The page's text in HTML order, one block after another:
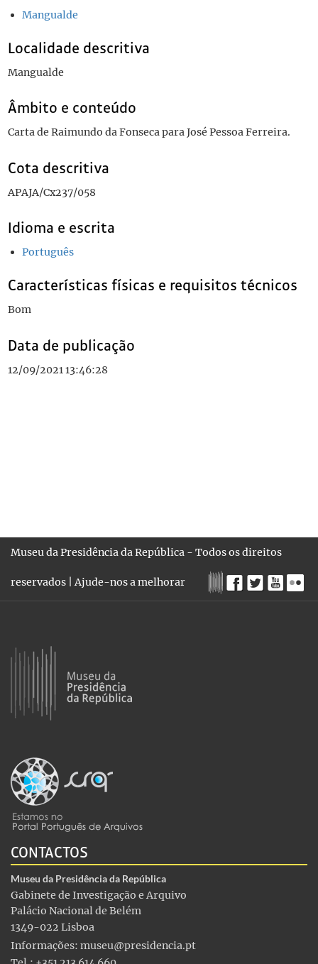
Mangualde
Localidade descritiva
Mangualde
Âmbito e conteúdo
Carta de Raimundo da Fonseca para José Pessoa Ferreira.
Cota descritiva
APAJA/Cx237/058
Idioma e escrita
Português
Características físicas e requisitos técnicos
Bom
Data de publicação
12/09/2021 13:46:28
Museu da Presidência da República - Todos os direitos
reservados |Ajude-nos a melhorar
CONTACTOS
Museu da Presidência da República
Gabinete de Investigação e Arquivo
Palácio Nacional de Belém
1349-022 Lisboa
Informações: museu@presidencia.pt